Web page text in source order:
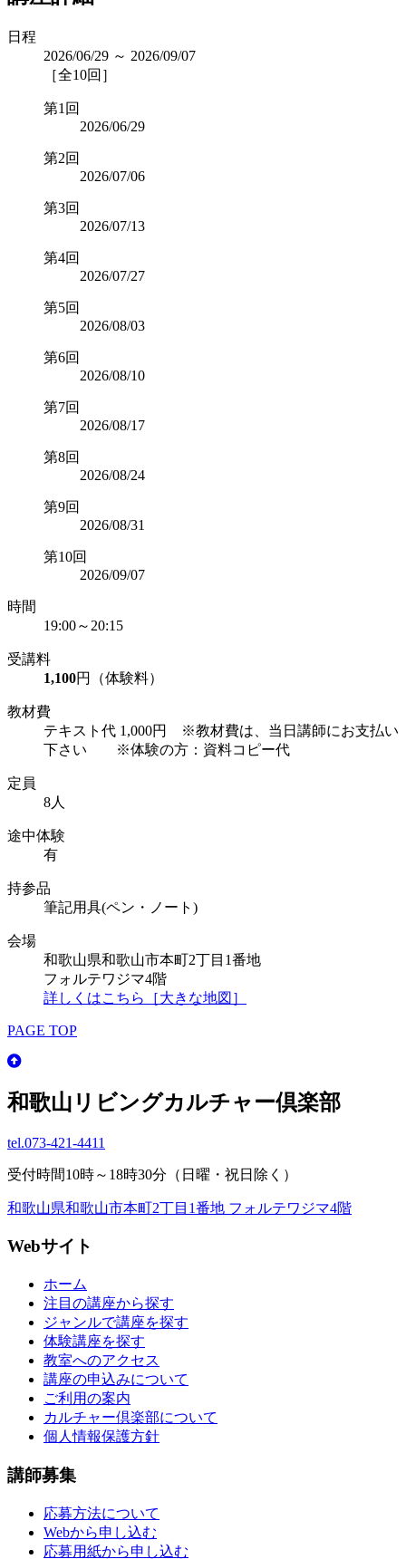
日程
2026/06/29 ～ 2026/09/07
［全10回］
第1回
2026/06/29
第2回
2026/07/06
第3回
2026/07/13
第4回
2026/07/27
第5回
2026/08/03
第6回
2026/08/10
第7回
2026/08/17
第8回
2026/08/24
第9回
2026/08/31
第10回
2026/09/07
時間
19:00～20:15
受講料
1,100円（体験料）
教材費
テキスト代 1,000円 ※教材費は、当日講師にお支払い
下さい ※体験の方：資料コピー代
定員
8人
途中体験
有
持参品
筆記用具(ペン・ノート)
会場
和歌山県和歌山市本町2丁目1番地
フォルテワジマ4階
詳しくはこちら［大きな地図］
PAGE TOP
和歌山リビングカルチャー倶楽部
tel.073-421-4411
受付時間10時～18時30分（日曜・祝日除く）
和歌山県和歌山市本町2丁目1番地 フォルテワジマ4階
Webサイト
ホーム
注目の講座から探す
ジャンルで講座を探す
体験講座を探す
教室へのアクセス
講座の申込みについて
ご利用の案内
カルチャー倶楽部について
個人情報保護方針
講師募集
応募方法について
Webから申し込む
応募用紙から申し込む